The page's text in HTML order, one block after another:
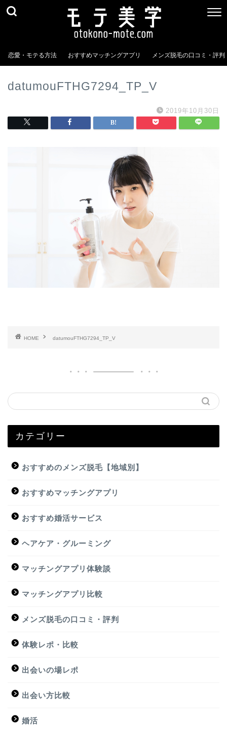
恋愛・モテる方法 おすすめマッチングアプリ メンズ脱毛の口コミ・評判
datumouFTHG7294_TP_V
2019年10月30日
HOME datumouFTHG7294_TP_V
カテゴリー
おすすめのメンズ脱毛【地域別】
おすすめマッチングアプリ
おすすめ婚活サービス
ヘアケア・グルーミング
マッチングアプリ体験談
マッチングアプリ比較
メンズ脱毛の口コミ・評判
体験レポ・比較
出会いの場レポ
出会い方比較
婚活